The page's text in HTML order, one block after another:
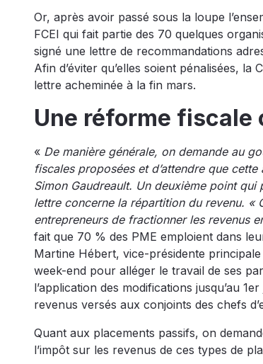
Or, après avoir passé sous la loupe
FCEI qui fait partie des 70 quelques
signé une lettre de recommandations
Afin d’éviter qu’elles soient pénalisées,
lettre acheminée à la fin mars.
Une réforme fiscale
« De manière générale, on demande au
fiscales proposées et d’attendre que
Simon Gaudreault. Un deuxième point
lettre concerne la répartition du revenu. «
entrepreneurs de fractionner les revenus
fait que 70 % des PME emploient dans
Martine Hébert, vice-présidente
week-end pour alléger le travail de ses
l’application des modifications jusqu’au
revenus versés aux conjoints des chefs
Quant aux placements passifs, on
l’impôt sur les revenus de ces types de